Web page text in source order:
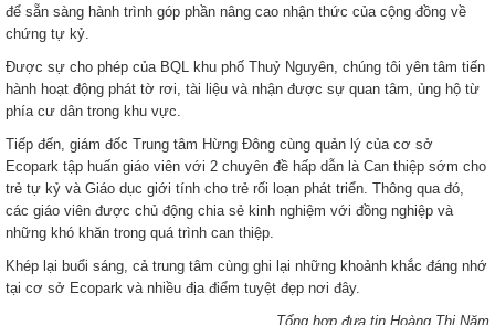
để sẵn sàng hành trình góp phần nâng cao nhận thức của cộng đồng về
chứng tự kỷ.
Được sự cho phép của BQL khu phố Thuỷ Nguyên, chúng tôi yên tâm tiến
hành hoạt động phát tờ rơi, tài liệu và nhận được sự quan tâm, ủng hộ từ
phía cư dân trong khu vực.
Tiếp đến, giám đốc Trung tâm Hừng Đông cùng quản lý của cơ sở
Ecopark tập huấn giáo viên với 2 chuyên đề hấp dẫn là Can thiệp sớm cho
trẻ tự kỷ và Giáo dục giới tính cho trẻ rối loạn phát triển. Thông qua đó,
các giáo viên được chủ động chia sẻ kinh nghiệm với đồng nghiệp và
những khó khăn trong quá trình can thiệp.
Khép lại buổi sáng, cả trung tâm cùng ghi lại những khoảnh khắc đáng nhớ
tại cơ sở Ecopark và nhiều địa điểm tuyệt đẹp nơi đây.
Tổng hợp đưa tin Hoàng Thị Năm